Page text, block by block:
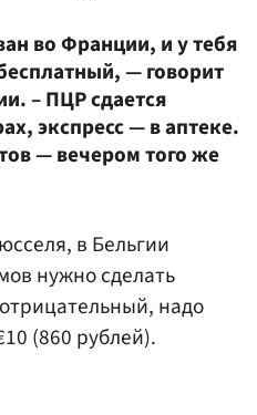
во Франции, и у тебя
— говорит
– ПЦР сдается
экспресс — в аптеке.
— вечером того же
в Бельгии
нужно сделать
надо
(860 рублей).